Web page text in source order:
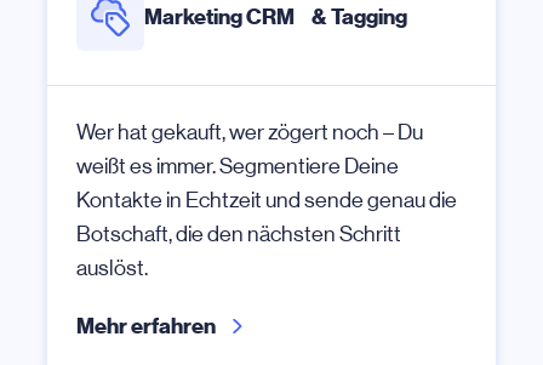
Marketing CRM & Tagging
Wer hat gekauft, wer zögert noch – Du
weißt es immer. Segmentiere Deine
Kontakte in Echtzeit und sende genau die
Botschaft, die den nächsten Schritt
auslöst.
Mehr erfahren